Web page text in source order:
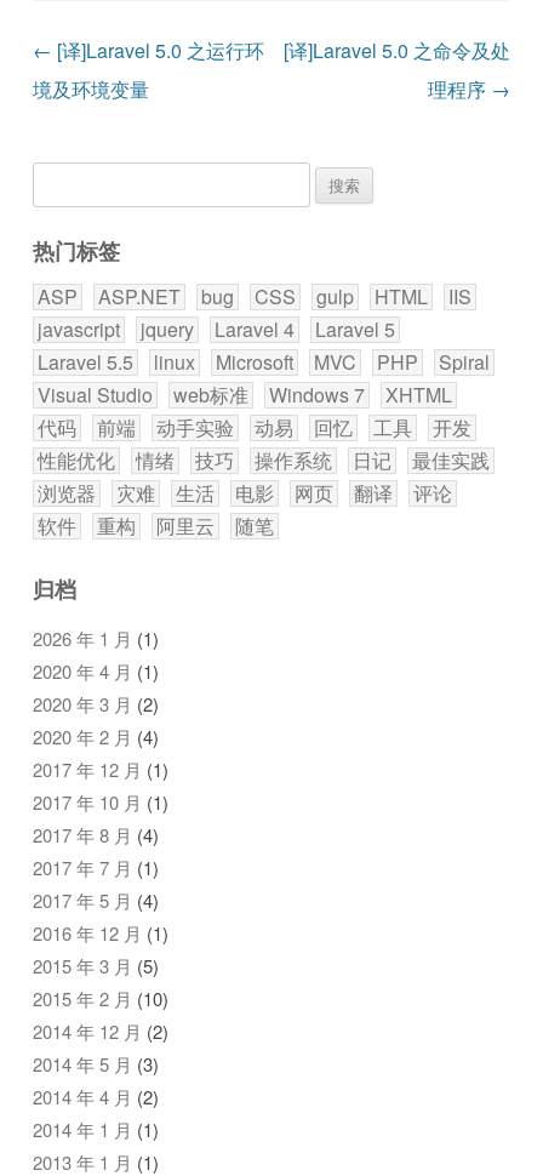
文章导航
← [译]Laravel 5.0 之运行环
境及环境变量
[译]Laravel 5.0 之命令及处
理程序 →
索：
热门标签
ASP ASP.NET bug CSS gulp HTML
IIS
javascript
jquery Laravel 4
Laravel 5
Laravel 5.5
linux Microsoft MVC PHP
Spiral
Visual Studio
web标准 Windows 7
XHTML
代码
前端 动手实验 动易 回忆 工具
开发
性能优化
情绪 技巧 操作系统 日记
最佳实践
浏览器
灾难 生活 电影 网页 翻译
评论
软件
重构 阿里云 随笔
归档
2026 年 1 月 (1)
2020 年 4 月 (1)
2020 年 3 月 (2)
2020 年 2 月 (4)
2017 年 12 月 (1)
2017 年 10 月 (1)
2017 年 8 月 (4)
2017 年 7 月 (1)
2017 年 5 月 (4)
2016 年 12 月 (1)
2015 年 3 月 (5)
2015 年 2 月 (10)
2014 年 12 月 (2)
2014 年 5 月 (3)
2014 年 4 月 (2)
2014 年 1 月 (1)
2013 年 1 月 (1)